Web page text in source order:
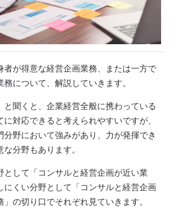
者が得意な経営企画業務、または一方で
について、解説していきます。
と聞くと、企業経営全般に携わっている
対応できると考えられやすいですが、
野において強みがあり、力が発揮でき
分野もあります。
として「コンサルと経営企画が近い業
にくい分野として「コンサルと経営企画
の切り口でそれぞれ見ていきます。